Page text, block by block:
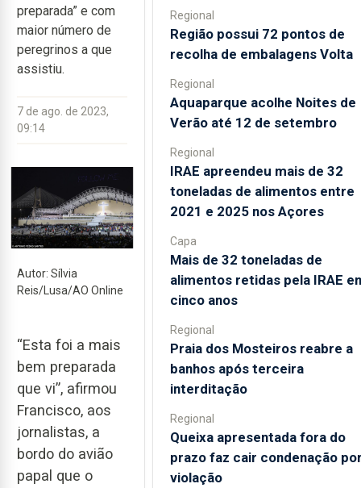
preparada” e com
maior número de
peregrinos a que
assistiu.
7 de ago. de 2023,
09:14
Autor: Sílvia
Reis/Lusa/AO Online
“Esta foi a mais
bem preparada
que vi”, afirmou
Francisco, aos
jornalistas, a
bordo do avião
papal que o
Regional
Região possui 72 pontos de
recolha de embalagens Volta
Regional
Aquaparque acolhe Noites de
Verão até 12 de setembro
Regional
IRAE apreendeu mais de 32
toneladas de alimentos entre
2021 e 2025 nos Açores
Capa
Mais de 32 toneladas de
alimentos retidas pela IRAE
cinco anos
Regional
Praia dos Mosteiros reabre a
banhos após terceira
interditação
Regional
Queixa apresentada fora do
prazo faz cair condenação
violação